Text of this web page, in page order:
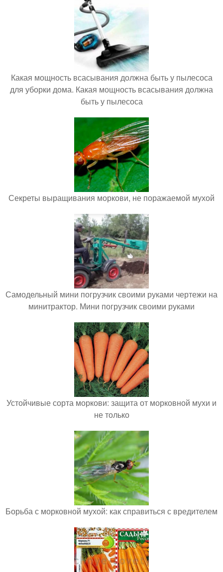
Какая мощность всасывания должна быть у пылесоса
для уборки дома. Какая мощность всасывания должна
быть у пылесоса
Секреты выращивания моркови, не поражаемой мухой
Самодельный мини погрузчик своими руками чертежи на
минитрактор. Мини погрузчик своими руками
Устойчивые сорта моркови: защита от морковной мухи и
не только
Борьба с морковной мухой: как справиться с вредителем